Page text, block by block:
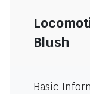
Blush
Basic